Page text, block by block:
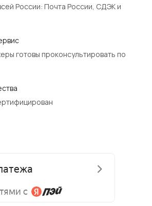
России: Почта России, СДЭК и
готовы проконсультировать по